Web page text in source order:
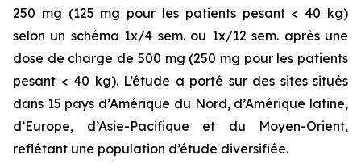
250 mg (125 mg pour les patients pesant < 40 kg)
selon un schéma 1x/4 sem. ou 1x/12 sem. après une
dose de charge de 500 mg (250 mg pour les patients
pesant < 40 kg). L’étude a porté sur des sites situés
dans 15 pays d’Amérique du Nord, d’Amérique latine,
d’Europe, d’Asie-Pacifique et du Moyen-Orient,
reflétant une population d’étude diversifiée.